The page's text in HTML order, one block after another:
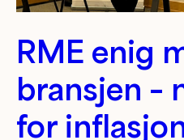
RME enig
bransjen –
for